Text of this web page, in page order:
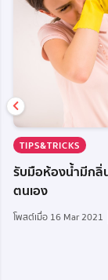
TIPS&TRICKS
รับมือห้องน้ำมีกลิ่
ตนเอง
โพสต์เมื่อ 16 Mar 2021